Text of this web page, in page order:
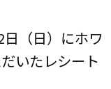
日）にホワ
いたレシート